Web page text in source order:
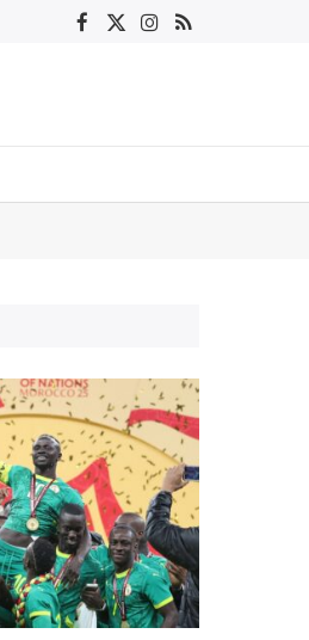
Facebook
X Instagram
RSS